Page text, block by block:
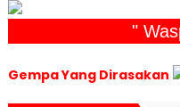
"
Gempa Yang Dirasakan